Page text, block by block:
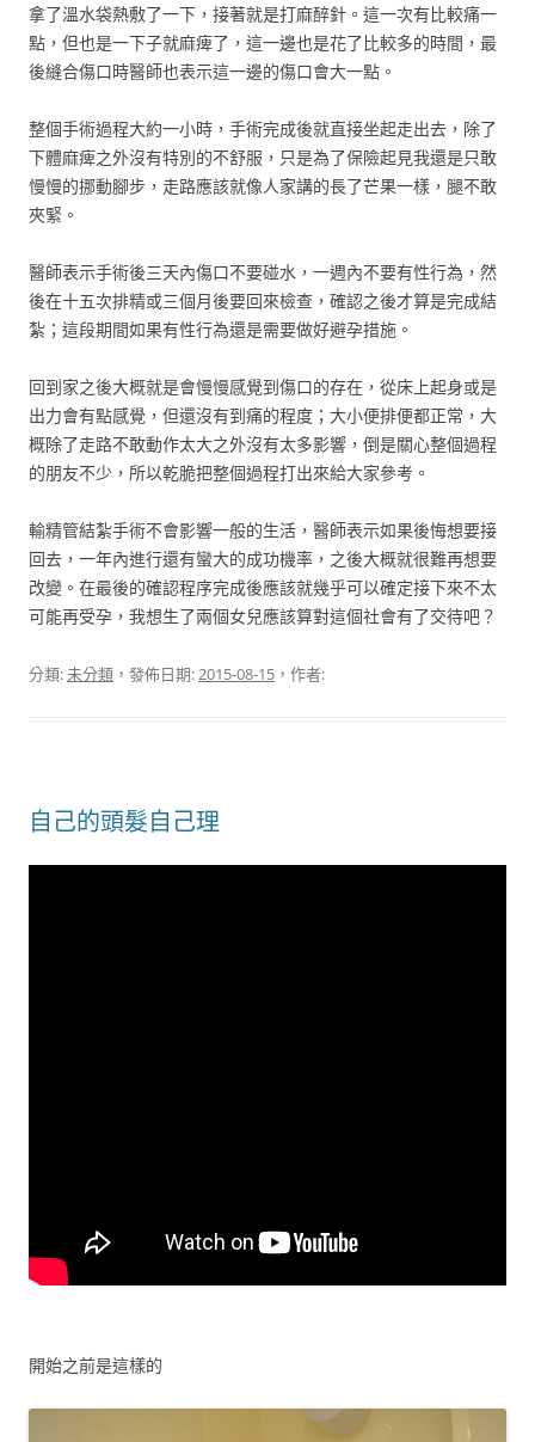
拿了溫水袋熱敷了一下，接著就是打麻醉針。這一次有比較痛一
點，但也是一下子就麻痺了，這一邊也是花了比較多的時間，最
後縫合傷口時醫師也表示這一邊的傷口會大一點。
整個手術過程大約一小時，手術完成後就直接坐起走出去，除了
下體麻痺之外沒有特別的不舒服，只是為了保險起見我還是只敢
慢慢的挪動腳步，走路應該就像人家講的長了芒果一樣，腿不敢
夾緊。
醫師表示手術後三天內傷口不要碰水，一週內不要有性行為，然
後在十五次排精或三個月後要回來檢查，確認之後才算是完成結
紮；這段期間如果有性行為還是需要做好避孕措施。
回到家之後大概就是會慢慢感覺到傷口的存在，從床上起身或是
出力會有點感覺，但還沒有到痛的程度；大小便排便都正常，大
概除了走路不敢動作太大之外沒有太多影響，倒是關心整個過程
的朋友不少，所以乾脆把整個過程打出來給大家參考。
輸精管結紮手術不會影響一般的生活，醫師表示如果後悔想要接
回去，一年內進行還有蠻大的成功機率，之後大概就很難再想要
改變。在最後的確認程序完成後應該就幾乎可以確定接下來不太
可能再受孕，我想生了兩個女兒應該算對這個社會有了交待吧？
分類:未分類 ，發佈日期:2015-08-15 ，作者:
自己的頭髮自己理
開始之前是這樣的